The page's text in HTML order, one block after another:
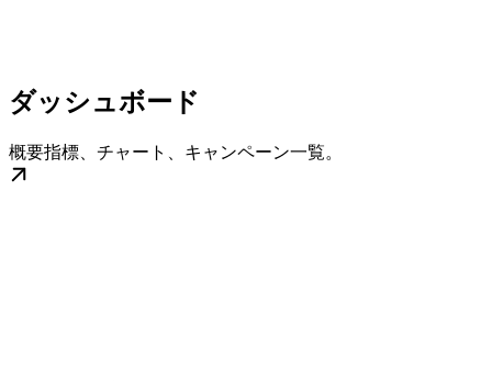
ダッシュボード
概要指標、チャート、キャンペーン一覧。